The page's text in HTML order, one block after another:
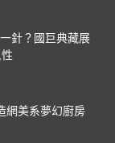
針？國巨典藏展
網美系夢幻廚房